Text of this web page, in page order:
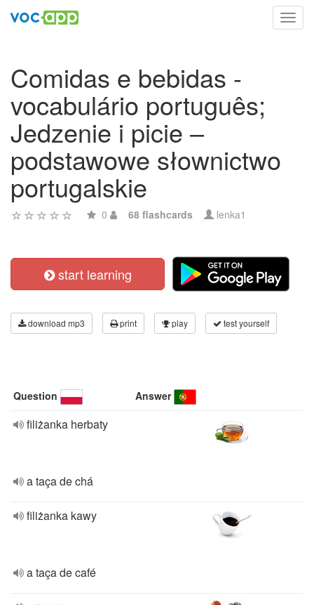
Comidas e bebidas -
vocabulário português;
Jedzenie i picie –
podstawowe słownictwo
portugalskie
0 68 flashcards lenka1
start learning
download mp3 print play test yourself
Question Answer
filiżanka herbaty
a taça de chá
filiżanka kawy
a taça de café